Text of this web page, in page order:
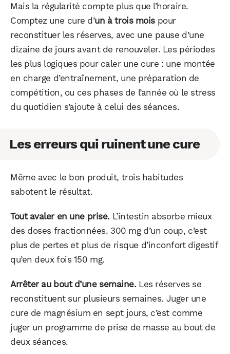
Mais la régularité compte plus que l’horaire.
Comptez une cure d’un à trois moispour
reconstituer les réserves, avec une pause d’une
dizaine de jours avant de renouveler. Les périodes
les plus logiques pour caler une cure : une montée
en charge d’entraînement, une préparation de
compétition, ou ces phases de l’année où le stress
du quotidien s’ajoute à celui des séances.
Les erreurs qui ruinent une cure
Même avec le bon produit, trois habitudes
sabotent le résultat.
Tout avaler en une prise. L’intestin absorbe mieux
des doses fractionnées. 300 mg d’un coup, c’est
plus de pertes et plus de risque d’inconfort digestif
qu’en deux fois 150 mg.
Arrêter au bout d’une semaine. Les réserves se
reconstituent sur plusieurs semaines. Juger une
cure de magnésium en sept jours, c’est comme
juger un programme de prise de masse au bout de
deux séances.